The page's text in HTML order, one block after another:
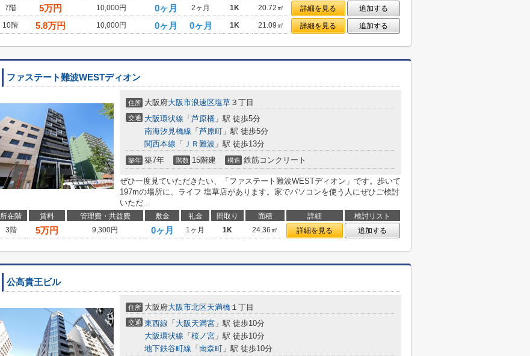
7階
5万円 10,000円 0ヶ月 2ヶ月 1K 20.72㎡ 詳細を見る
追加する
10階
5.8万円 10,000円 0ヶ月 0ヶ月 1K 21.09㎡ 詳細を見る 追加する
ファステート難波WESTディオン
住所 大阪府大阪市浪速区塩草 ３丁目
交通 大阪環状線 「 芦原橋 」駅 徒歩5分
南海汐見橋線 「 芦原町 」駅 徒歩5分
関西本線 「 ＪＲ難波 」駅 徒歩13分
築年 築7年 階数 15階建 構造 鉄筋コンクリート
ぜひ一度見ていただきたい、「ファステート難波WESTディオン」です。歩いて
197mの場所に、ライフ 塩草店があります。家でパソコンを使う人にぜひご検討
いただ...
所在階 賃料 管理費・共益費 敷金 礼金 間取り 面積 詳細
検討リスト
3階
5万円 9,300円 0ヶ月 1ヶ月 1K 24.36㎡ 詳細を見る 追加する
公高貴王ビル
住所 大阪府大阪市北区天満橋 １丁目
交通 東西線 「 大阪天満宮 」駅 徒歩10分
大阪環状線 「 桜ノ宮 」駅 徒歩10分
地下鉄谷町線 「 南森町 」駅 徒歩10分